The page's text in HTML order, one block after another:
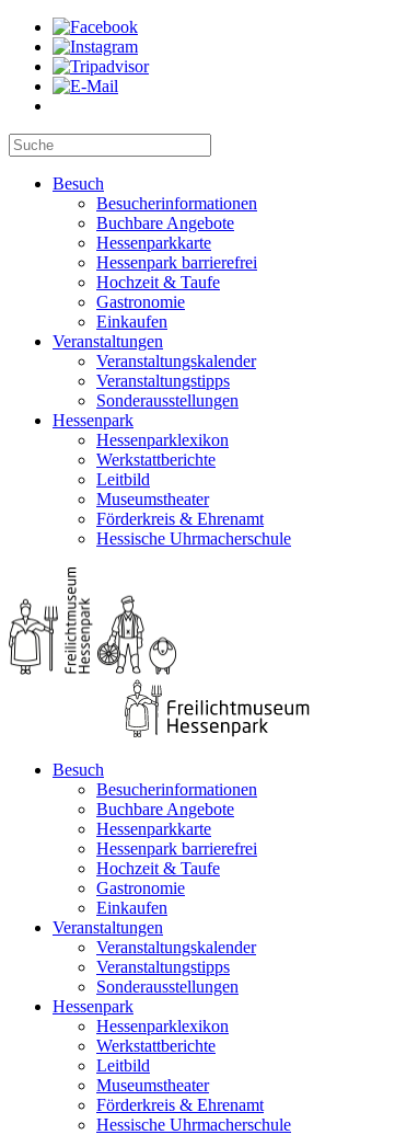
Besuch
Besucherinformationen
Buchbare Angebote
Hessenparkkarte
Hessenpark barrierefrei
Hochzeit & Taufe
Gastronomie
Einkaufen
Veranstaltungen
Veranstaltungskalender
Veranstaltungstipps
Sonderausstellungen
Hessenpark
Hessenparklexikon
Werkstattberichte
Leitbild
Museumstheater
Förderkreis & Ehrenamt
Hessische Uhrmacherschule
Besuch
Besucherinformationen
Buchbare Angebote
Hessenparkkarte
Hessenpark barrierefrei
Hochzeit & Taufe
Gastronomie
Einkaufen
Veranstaltungen
Veranstaltungskalender
Veranstaltungstipps
Sonderausstellungen
Hessenpark
Hessenparklexikon
Werkstattberichte
Leitbild
Museumstheater
Förderkreis & Ehrenamt
Hessische Uhrmacherschule